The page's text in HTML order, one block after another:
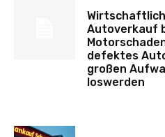
Autoverkauf
defektes
großen
loswerden